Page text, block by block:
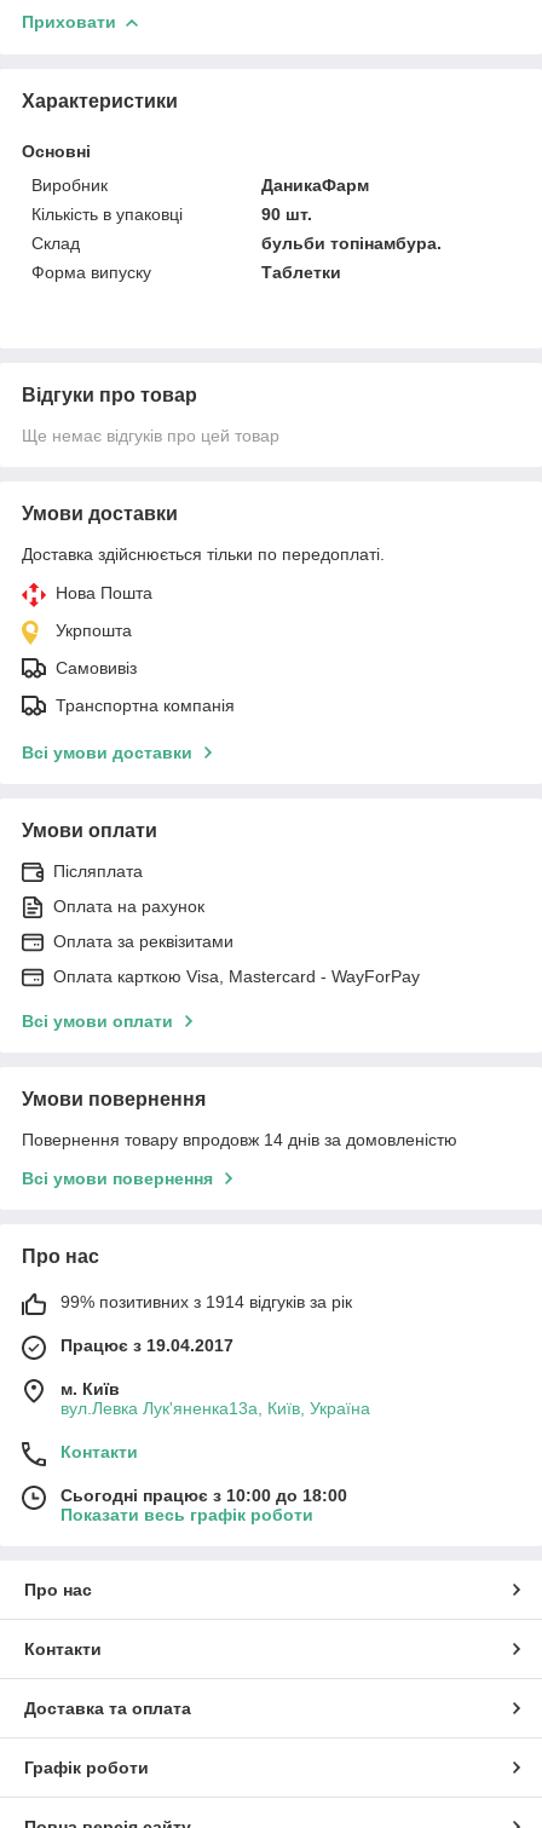
Приховати
Характеристики
Основні
Виробник
ДаникаФарм
Кількість в упаковці
90 шт.
Склад
бульби топінамбура.
Форма випуску
Таблетки
Відгуки про товар
Ще немає відгуків про цей товар
Умови доставки
Доставка здійснюється тільки по передоплаті.
Нова Пошта
Укрпошта
Самовивіз
Транспортна компанія
Всі умови доставки
Умови оплати
Післяплата
Оплата на рахунок
Оплата за реквізитами
Оплата карткою Visa, Mastercard - WayForPay
Всі умови оплати
Умови повернення
Повернення товару впродовж 14 днів за домовленістю
Всі умови повернення
Про нас
99% позитивних з 1914 відгуків за рік
Працює з 19.04.2017
м. Київ
вул.Левка Лук'яненка13а, Київ, Україна
Контакти
Сьогодні працює з 10:00 до 18:00
Показати весь графік роботи
Про нас
Контакти
Доставка та оплата
Графік роботи